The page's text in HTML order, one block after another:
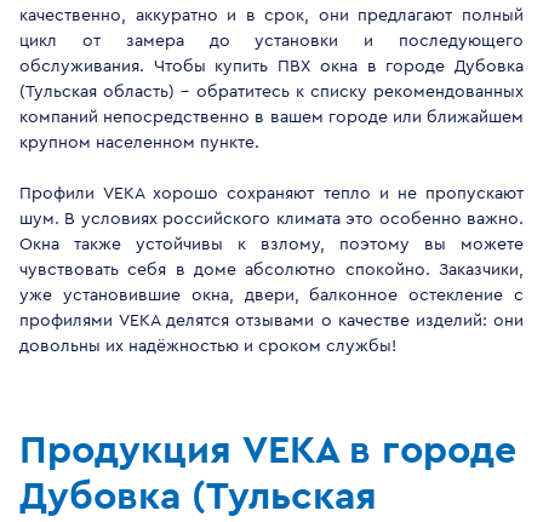
качественно, аккуратно и в срок, они предлагают полный
цикл от замера до установки и последующего
обслуживания. Чтобы купить ПВХ окна в городе Дубовка
(Тульская область) - обратитесь к списку рекомендованных
компаний непосредственно в вашем городе или ближайшем
крупном населенном пункте.
Профили VEKA хорошо сохраняют тепло и не пропускают
шум. В условиях российского климата это особенно важно.
Окна также устойчивы к взлому, поэтому вы можете
чувствовать себя в доме абсолютно спокойно. Заказчики,
уже установившие окна, двери, балконное остекление с
профилями VEKA делятся отзывами о качестве изделий: они
довольны их надёжностью и сроком службы!
Продукция VEKA в городе
Дубовка (Тульская